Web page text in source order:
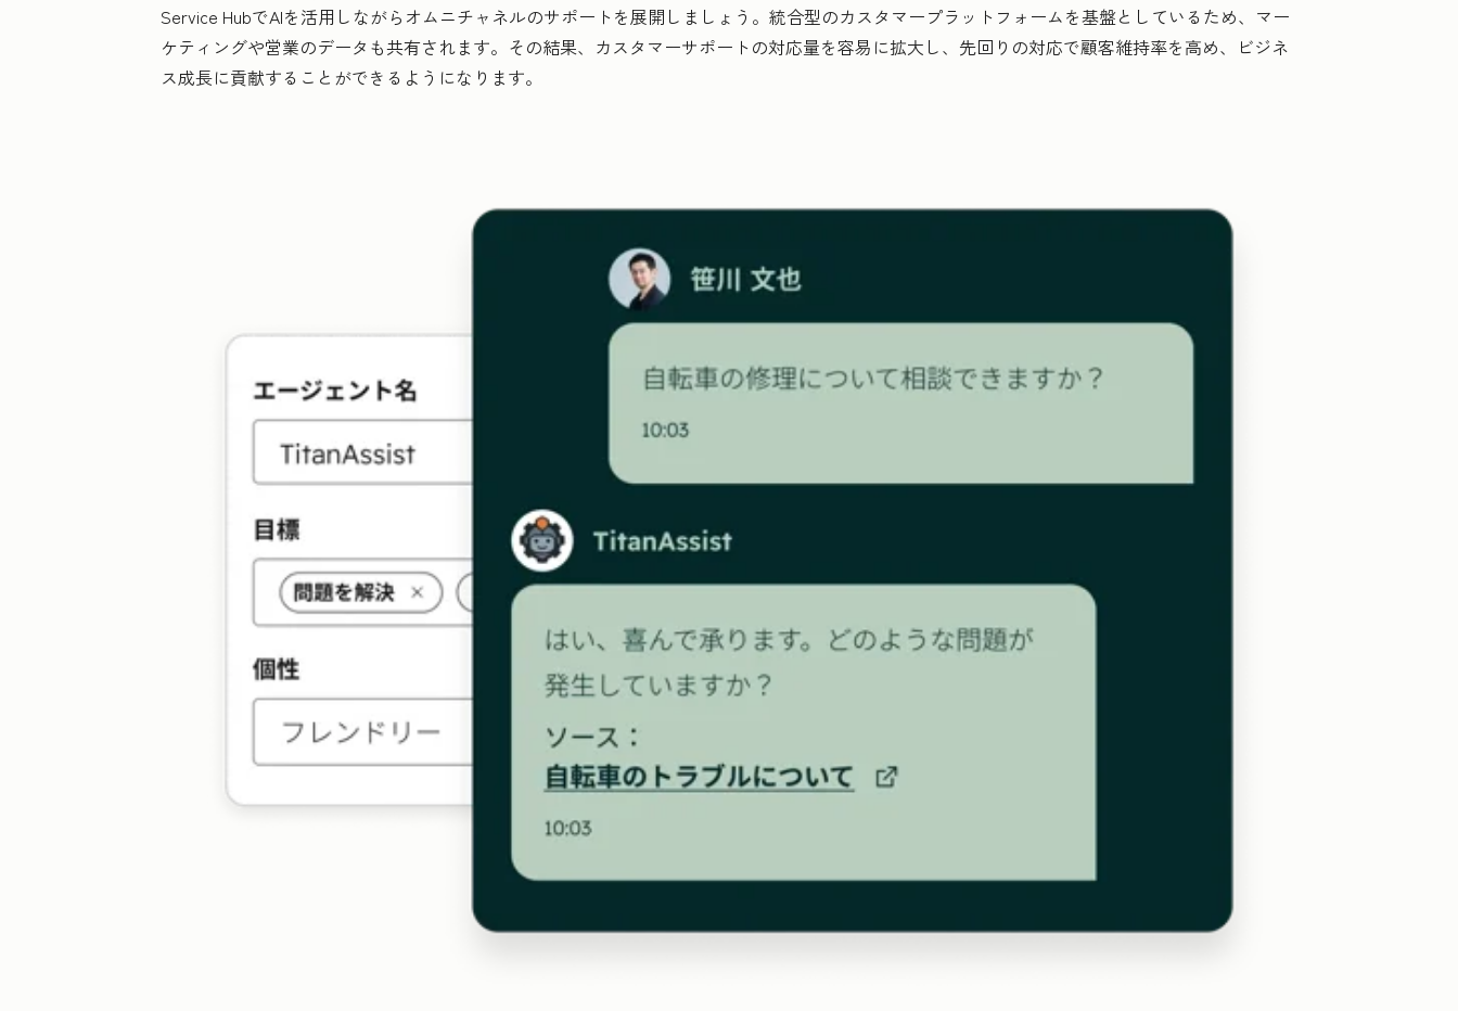
Service HubでAIを活用しながらオムニチャネルのサポートを展開しましょう。統合型のカスタマープラットフォームを基盤としているため、マー
ケティングや営業のデータも共有されます。その結果、カスタマーサポートの対応量を容易に拡大し、先回りの対応で顧客維持率を高め、ビジネ
ス成長に貢献することができるようになります。